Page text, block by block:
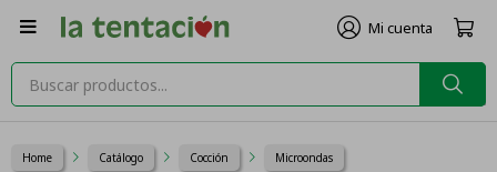

Home Catálogo Cocción Microondas